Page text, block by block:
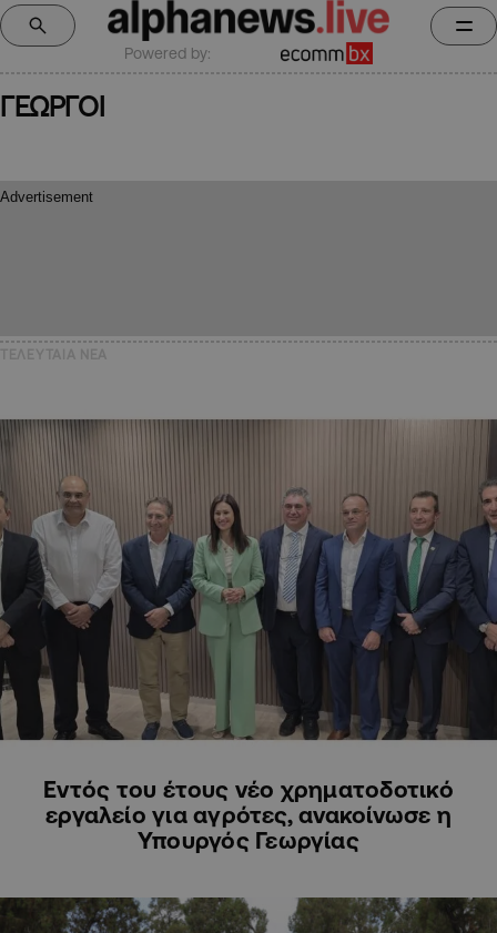
Powered by:
ΓΕΩΡΓΟΙ
Εντός του έτους νέο χρηματοδοτικό
εργαλείο για αγρότες, ανακοίνωσε η
Υπουργός Γεωργίας